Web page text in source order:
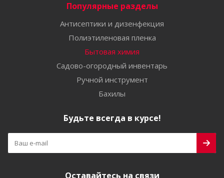
Популярные разделы
Антисептики и дизенфекция
Полиэтиленовая пленка
Бытовая химия
Садово-огородный инвентарь
Ручной инструмент
Бахилы
Будьте всегда в курсе!
Оставайтесь на связи